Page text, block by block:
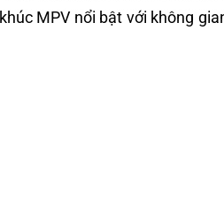
MPV nổi bật với không